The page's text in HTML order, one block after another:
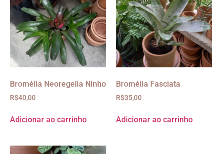
Bromélia Neoregelia Ninho
R$40,00
Adicionar ao carrinho
Bromélia Fasciata
R$35,00
Adicionar ao carrinho